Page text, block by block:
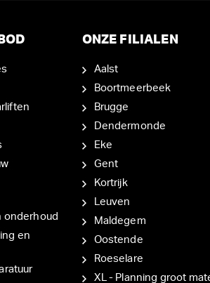
onderhoud
en
ONZE FILIALEN
Aalst
Boortmeerbeek
Brugge
Dendermonde
Eke
Gent
Kortrijk
Leuven
Maldegem
Oostende
Roeselare
XL - Planning groot